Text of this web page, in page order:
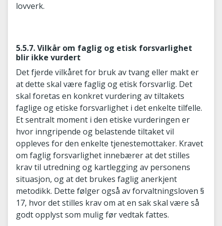
lovverk.
5.5.7. Vilkår om faglig og etisk forsvarlighet
blir ikke vurdert
Det fjerde vilkåret for bruk av tvang eller makt er
at dette skal være faglig og etisk forsvarlig. Det
skal foretas en konkret vurdering av tiltakets
faglige og etiske forsvarlighet i det enkelte tilfelle.
Et sentralt moment i den etiske vurderingen er
hvor inngripende og belastende tiltaket vil
oppleves for den enkelte tjenestemottaker. Kravet
om faglig forsvarlighet innebærer at det stilles
krav til utredning og kartlegging av personens
situasjon, og at det brukes faglig anerkjent
metodikk. Dette følger også av forvaltningsloven §
17, hvor det stilles krav om at en sak skal være så
godt opplyst som mulig før vedtak fattes.